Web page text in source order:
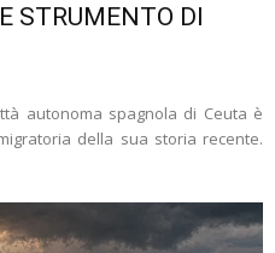
STRUMENTO DI
autonoma spagnola di Ceuta è
della sua storia recente.